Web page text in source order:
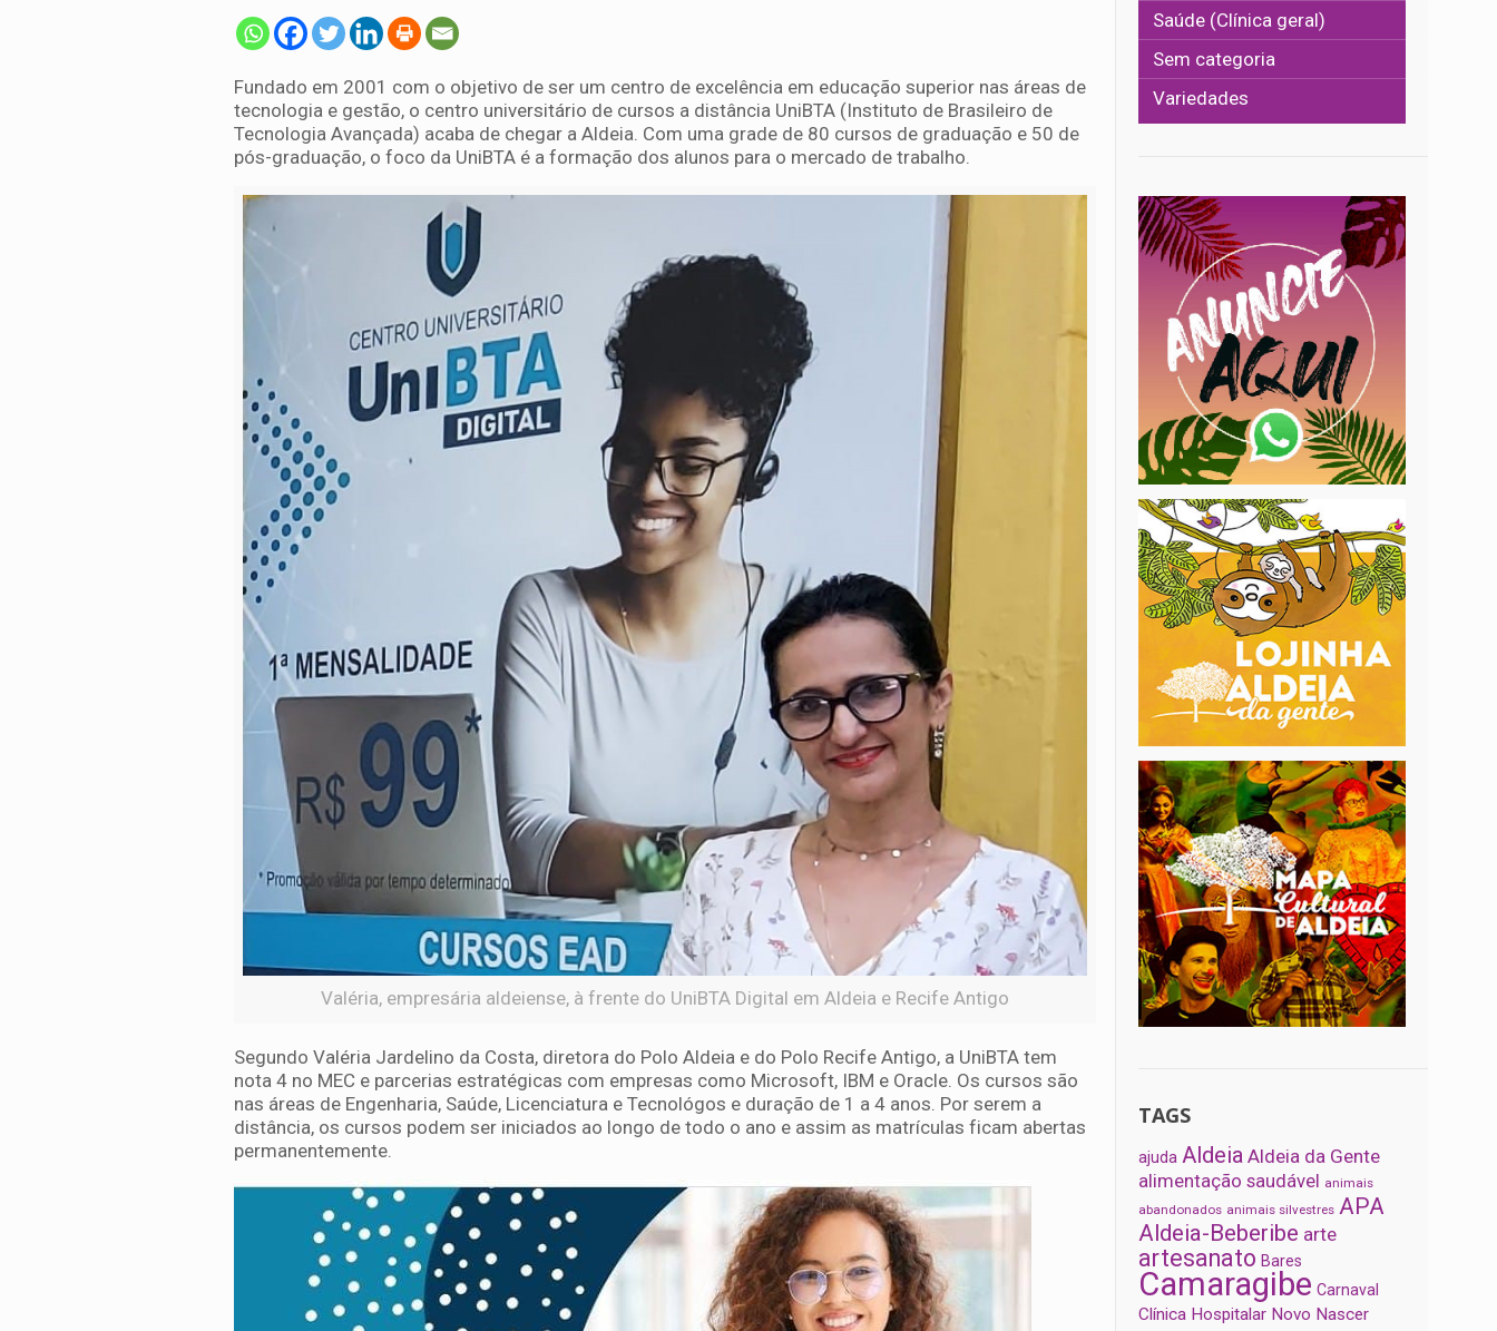
Fundado em 2001 com o objetivo de ser um centro de excelência em educação superior nas áreas de
tecnologia e gestão, o centro universitário de cursos a distância UniBTA (Instituto de Brasileiro de
Tecnologia Avançada) acaba de chegar a Aldeia. Com uma grade de 80 cursos de graduação e 50 de
pós-graduação, o foco da UniBTA é a formação dos alunos para o mercado de trabalho.
Valéria, empresária aldeiense, à frente do UniBTA Digital em Aldeia e Recife Antigo
Segundo Valéria Jardelino da Costa, diretora do Polo Aldeia e do Polo Recife Antigo, a UniBTA tem
nota 4 no MEC e parcerias estratégicas com empresas como Microsoft, IBM e Oracle. Os cursos são
nas áreas de Engenharia, Saúde, Licenciatura e Tecnológos e duração de 1 a 4 anos. Por serem a
distância, os cursos podem ser iniciados ao longo de todo o ano e assim as matrículas ficam abertas
permanentemente.
Saúde (Clínica geral)
Sem categoria
Variedades
TAGS
ajuda Aldeia Aldeia da Gente
alimentação saudável animais
abandonados animais silvestres APA
Aldeia-Beberibe arte
artesanato Bares
Camaragibe Carnaval
Clínica Hospitalar Novo Nascer